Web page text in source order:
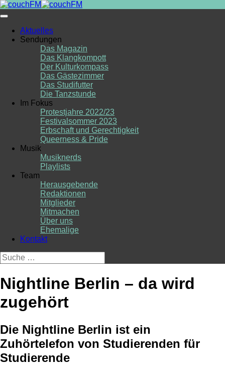
Skip
to
Aktuelles
Sendungen
Das Magazin
Das Klangkompott
Der Kulturkompass
Das Gästezimmer
Das Studifutter
Die Tanzstunde
Im Fokus
Protestjahre 2022/23
Festivalsommer 2023
Erbschaft und Gerechtigkeit
Queerness & Pride
Musik
Musiknerds
Playlists
Team
Herausgebende
Redaktionen
Mitglieder
Mitmachen
Über uns
Ehemalige
Kontakt
Suche
nach:
Nightline Berlin – da wird
zugehört
Die Nightline Berlin ist ein
Zuhörtelefon von Studierenden für
Studierende